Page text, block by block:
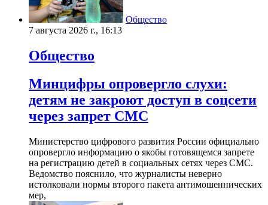
Общество
7 августа 2026 г., 16:13
Общество
Минцифры опровергло слухи:
детям не закроют доступ в соцсети
через запрет СМС
Министерство цифрового развития России официально
опровергло информацию о якобы готовящемся запрете
на регистрацию детей в социальных сетях через СМС.
Ведомство пояснило, что журналисты неверно
истолковали нормы второго пакета антимошеннических
мер,